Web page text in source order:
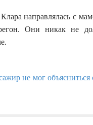
направлялась с
Они никак не